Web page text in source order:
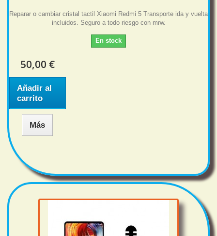
Reparar o cambiar cristal tactil Xiaomi Redmi 5 Transporte ida y vuelta
incluidos. Seguro a todo riesgo con mrw.
En stock
50,00 €
Añadir al
carrito
Más